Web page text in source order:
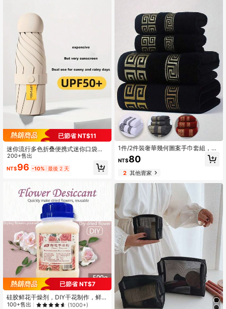
滩必备，毕业季，毕业典礼，毕业礼
物，毕业礼物，毕业礼物，毕业礼
物，祝贺毕业，祝贺毕业，优秀毕业
生，毕业典礼，毕业派对，户外必
备，旅行便携，徒步旅行必备，露营
必备，便携工具，夏季必备，夏季便
携，雨伞/折叠伞/旅行雨伞/防风伞/折
叠伞/雨伞/自动伞/防紫外线伞/遮阳伞/
雨伞
已節省 NT$11
迷你流行多色折叠便携式迷你口袋伞
多功能防紫外线折叠伞便携式 UPF50
+ 防晒伞适用于日常户外探险旅行运
动沙滩野餐露营适用于学校、办公
200+售出
NT$96 -10% 最後 2 天
已節省 NT$7
硅胶鲜花干燥剂，DIY干花制作，鲜花
保鲜，玫瑰花硅胶粉，500克/瓶，返
100+售出 (1000+)
1件/2件裝奢華幾何圖案手巾套組，超
柔軟、高吸水、快乾，黑白灰配色，
適用於浴室、泳池、居家裝飾
NT$80
2其他賣家